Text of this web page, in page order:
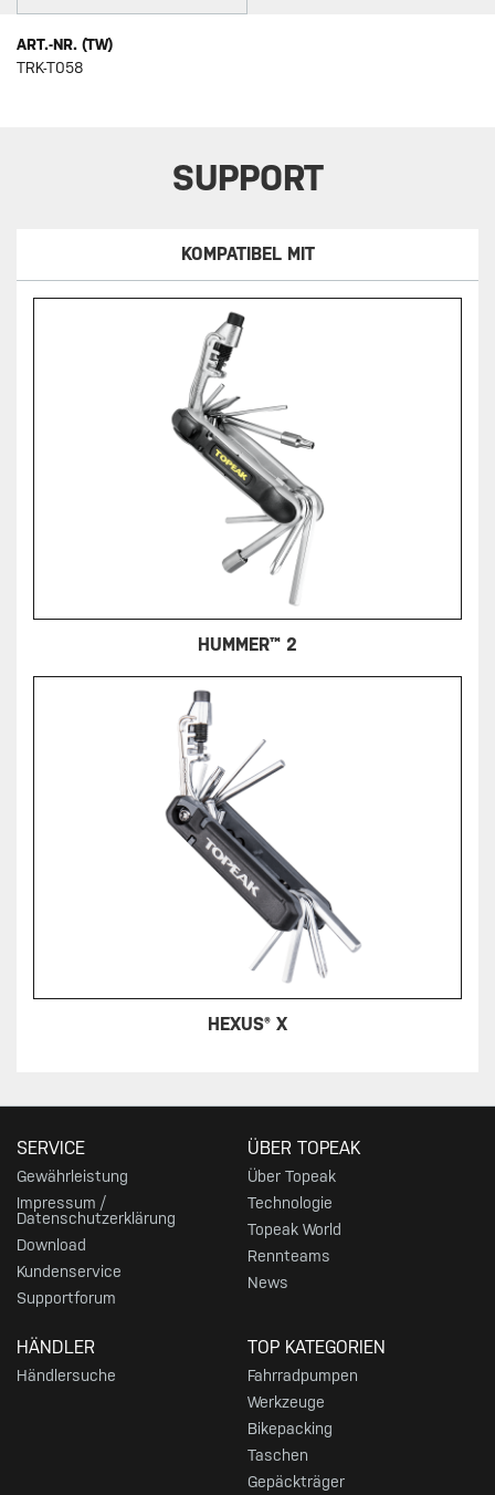
ART.-NR. (TW)
TRK-T058
SUPPORT
KOMPATIBEL MIT
HUMMER™ 2
HEXUS® X
SERVICE
Gewährleistung
Impressum /
Datenschutzerklärung
Download
Kundenservice
Supportforum
ÜBER TOPEAK
Über Topeak
Technologie
Topeak World
Rennteams
News
HÄNDLER
Händlersuche
TOP KATEGORIEN
Fahrradpumpen
Werkzeuge
Bikepacking
Taschen
Gepäckträger